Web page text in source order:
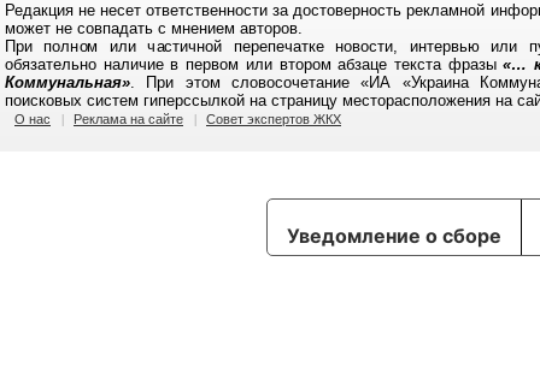
Редакция не несет ответственности за достоверность рекламной
может не совпадать с мнением авторов.
При полном или частичной перепечатке новости, интервью или
обязательно наличие в первом или втором абзаце текста фразы «…
Коммунальная». При этом словосочетание «ИА «Украина
поисковых систем гиперссылкой на страницу месторасположения на
О нас Реклама на сайте Совет экспертов ЖКХ
Уведомление о сборе